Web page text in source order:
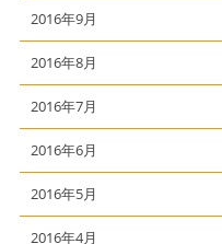
2016年9月
2016年8月
2016年7月
2016年6月
2016年5月
2016年4月